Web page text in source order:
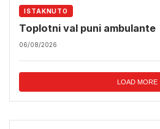
ISTAKNUTO
Toplotni val puni ambulante
06/08/2026
LOAD MORE